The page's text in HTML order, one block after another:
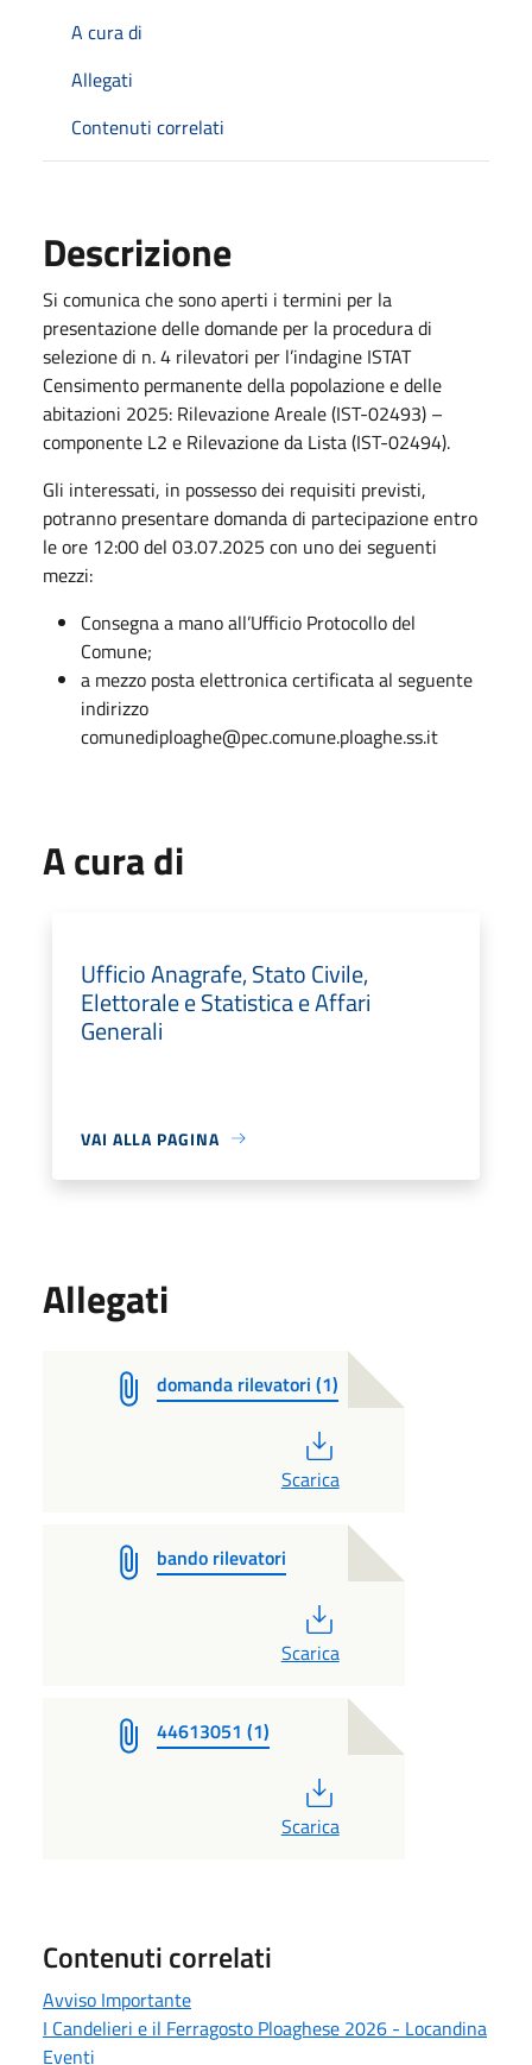
A cura di
Allegati
Contenuti correlati
Descrizione
Si comunica che sono aperti i termini per la
presentazione delle domande per la procedura di
selezione di n. 4 rilevatori per l’indagine ISTAT
Censimento permanente della popolazione e delle
abitazioni 2025: Rilevazione Areale (IST-02493) –
componente L2 e Rilevazione da Lista (IST-02494).
Gli interessati, in possesso dei requisiti previsti,
potranno presentare domanda di partecipazione entro
le ore 12:00 del 03.07.2025 con uno dei seguenti
mezzi:
Consegna a mano all’Ufficio Protocollo del
Comune;
a mezzo posta elettronica certificata al seguente
indirizzo
comunediploaghe@pec.comune.ploaghe.ss.it
A cura di
Ufficio Anagrafe, Stato Civile,
Elettorale e Statistica e Affari
Generali
VAI ALLA PAGINA
Allegati
domanda rilevatori (1)
Scarica
bando rilevatori
Scarica
44613051 (1)
Scarica
Contenuti correlati
Avviso Importante
I Candelieri e il Ferragosto Ploaghese 2026 - Locandina
Eventi